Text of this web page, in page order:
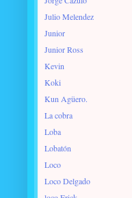
Julio Melendez
Junior
Junior Ross
Kevin
Koki
Kun Agüero.
La cobra
Loba
Lobatón
Loco
Loco Delgado